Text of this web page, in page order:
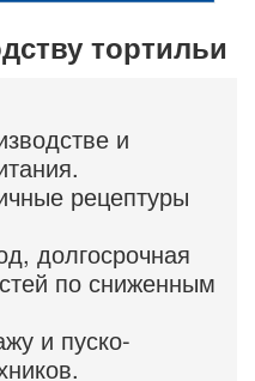
тортильи
и
рецептуры
долгосрочная
по сниженным
и пуско-